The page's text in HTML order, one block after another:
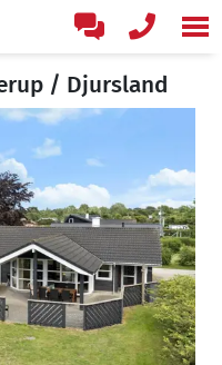
/ Djursland